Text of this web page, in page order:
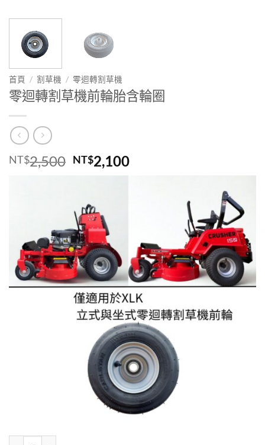
首頁 / 割草機 / 零迴轉割草機
零迴轉割草機前輪胎含輪圈
NT$2,500 原
格：
NT$2,500。
NT$2,100目
NT$2,100。